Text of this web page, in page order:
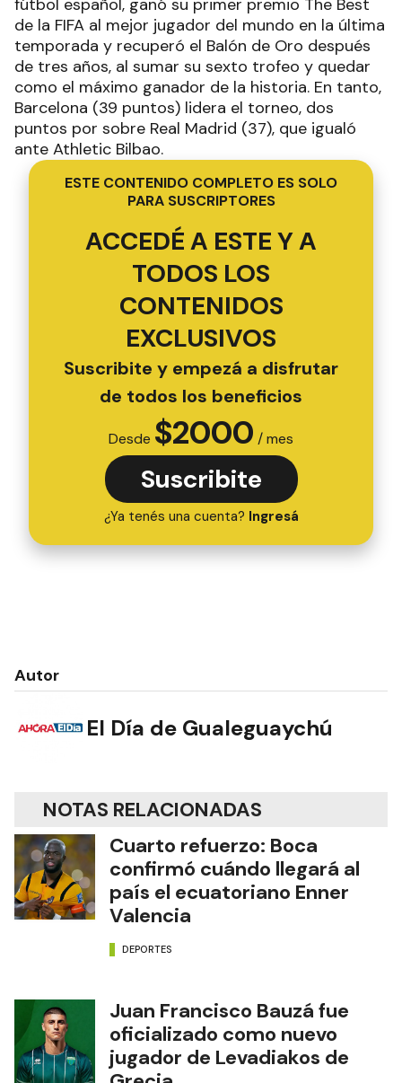
fútbol español, ganó su primer premio The Best
de la FIFA al mejor jugador del mundo en la última
temporada y recuperó el Balón de Oro después
de tres años, al sumar su sexto trofeo y quedar
como el máximo ganador de la historia. En tanto,
Barcelona (39 puntos) lidera el torneo, dos
puntos por sobre Real Madrid (37), que igualó
ante Athletic Bilbao.
ESTE CONTENIDO COMPLETO ES SOLO
PARA SUSCRIPTORES
ACCEDÉ A ESTE Y A
TODOS LOS
CONTENIDOS
EXCLUSIVOS
Suscribite y empezá a disfrutar
de todos los beneficios
Desde $2000 / mes
Suscribite
¿Ya tenés una cuenta? Ingresá
Autor
El Día de Gualeguaychú
NOTAS RELACIONADAS
Cuarto refuerzo: Boca
confirmó cuándo llegará al
país el ecuatoriano Enner
Valencia
DEPORTES
Juan Francisco Bauzá fue
oficializado como nuevo
jugador de Levadiakos de